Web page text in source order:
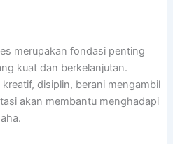
merupakan fondasi penting
kuat dan berkelanjutan.
disiplin, berani mengambil
akan membantu menghadapi